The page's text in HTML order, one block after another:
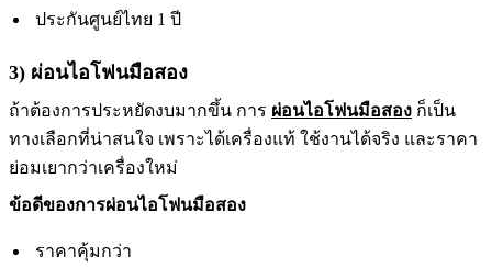
ประกันศูนย์ไทย 1 ปี
3) ผ่อนไอโฟนมือสอง
ถ้าต้องการประหยัดงบมากขึ้น การ ผ่อนไอโฟนมือสอง ก็เป็น
ทางเลือกที่น่าสนใจ เพราะได้เครื่องแท้ ใช้งานได้จริง และราคา
ย่อมเยากว่าเครื่องใหม่
ข้อดีของการผ่อนไอโฟนมือสอง
ราคาคุ้มกว่า